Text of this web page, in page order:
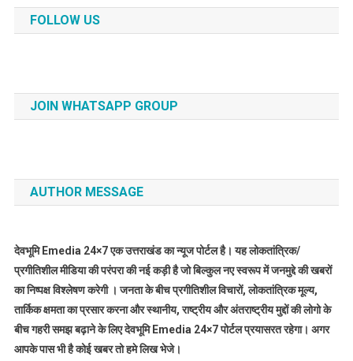
FOLLOW US
JOIN WHATSAPP GROUP
AUTHOR MESSAGE
देवभूमि Emedia 24×7 एक उत्तराखंड का न्यूज पोर्टल है। यह लोकतांत्रिक/
प्रगीतिशील मीडिया की परंपरा की नई कड़ी है जो बिल्कुल नए स्वरूप में जनमुद्दे की खबरों
का निष्पक्ष विश्लेषण करेगी । जनता के बीच प्रगीतिशील विचारों, लोकतांत्रिक मूल्य,
तार्किक क्षमता का प्रसार करना और स्थानीय, राष्ट्रीय और अंतराष्ट्रीय मुद्दों की लोगो के
बीच गहरी समझ बढ़ाने के लिए देवभूमि Emedia 24×7 पोर्टल प्रयासरत रहेगा। अगर
आपके पास भी है कोई खबर तो हमे लिख भेजे।